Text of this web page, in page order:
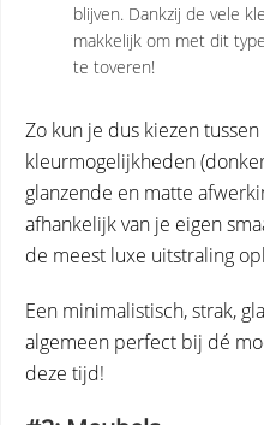
blijven. Dankzij de vele
makkelijk om met dit
te toveren!
Zo kun je dus kiezen
kleurmogelijkheden
glanzende en matte
afhankelijk van je eigen
de meest luxe uitstraling
Een minimalistisch, strak,
algemeen perfect bij dé
deze tijd!